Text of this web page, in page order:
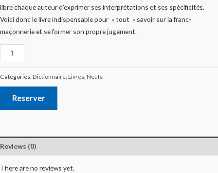
libre chaque auteur d’exprimer ses interprétations et ses spécificités.
Voici donc le livre indispensable pour » tout » savoir sur la franc-
maçonnerie et se former son propre jugement.
Categories:Dictionnaire Livres Neufs
Reserver
Reviews (0)
There are no reviews yet.